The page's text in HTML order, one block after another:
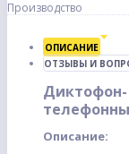
Производство
ОПИСАНИЕ
ОТЗЫВЫ И
Диктофон-
Описание: